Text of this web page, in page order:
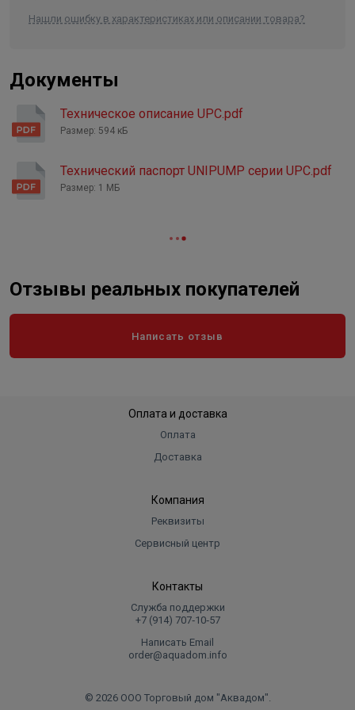
Класс защиты
Нашли ошибку в характеристиках или описании товара?
Документы
Техническое описание UPC.pdf
Размер: 594 кБ
Технический паспорт UNIPUMP серии UPC.pdf
Размер: 1 МБ
Отзывы реальных покупателей
Написать отзыв
Оплата и доставка
Оплата
Доставка
Компания
Реквизиты
Сервисный центр
Контакты
Служба поддержки
+7 (914) 707‑10‑57
Написать Email
order@aquadom.info
© 2026 ООО Торговый дом "Аквадом".